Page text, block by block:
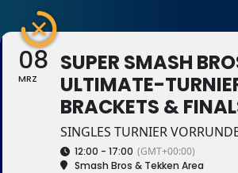
08
MRZ
SUPER SMASH
ULTIMATE-
BRACKETS &
SINGLES TURNIER
12:00 - 17:00 (GMT+00:00)
Smash Bros & Tekken Area